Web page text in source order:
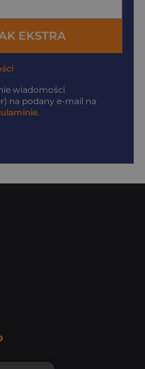
EKSTRA
wiadomości
na podany e-mail na
.